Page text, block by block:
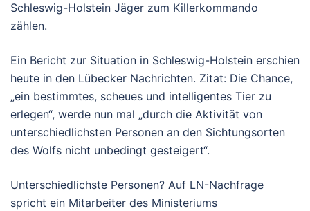
Schleswig-Holstein Jäger zum Killerkommando
zählen.
Ein Bericht zur Situation in Schleswig-Holstein erschien
heute in den Lübecker Nachrichten. Zitat: Die Chance,
„ein bestimmtes, scheues und intelligentes Tier zu
erlegen“, werde nun mal „durch die Aktivität von
unterschiedlichsten Personen an den Sichtungsorten
des Wolfs nicht unbedingt gesteigert“.
Unterschiedlichste Personen? Auf LN-Nachfrage
spricht ein Mitarbeiter des Ministeriums